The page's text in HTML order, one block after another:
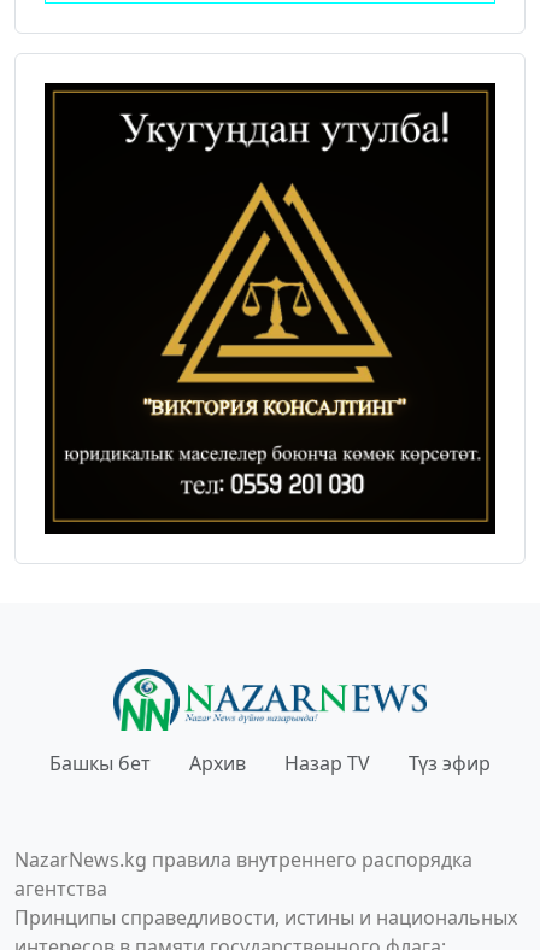
Башкы бет Архив Назар TV Түз эфир
NazarNews.kg правила внутреннего распорядка
агентства
Принципы справедливости, истины и национальных